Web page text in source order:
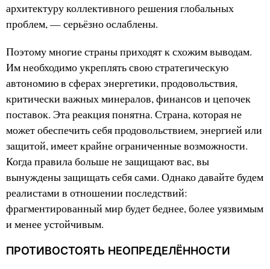
архитектуру коллективного решения глобальных
проблем, — серьёзно ослаблены.
Поэтому многие страны приходят к схожим выводам.
Им необходимо укреплять свою стратегическую
автономию в сферах энергетики, продовольствия,
критически важных минералов, финансов и цепочек
поставок. Эта реакция понятна. Страна, которая не
может обеспечить себя продовольствием, энергией или
защитой, имеет крайне ограниченные возможности.
Когда правила больше не защищают вас, вы
вынуждены защищать себя сами. Однако давайте будем
реалистами в отношении последствий:
фрагментированный мир будет беднее, более уязвимым
и менее устойчивым.
ПРОТИВОСТОЯТЬ НЕОПРЕДЕЛЁННОСТИ